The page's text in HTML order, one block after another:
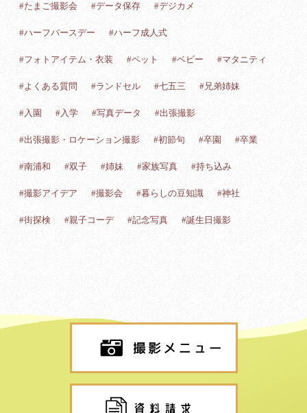
#たまご撮影会 #データ保存 #デジカメ
#ハーフバースデー #ハーフ成人式
#フォトアイテム・衣装 #ペット #ベビー #マタニティ
#よくある質問 #ランドセル #七五三 #兄弟姉妹
#入園 #入学 #写真データ #出張撮影
#出張撮影・ロケーション撮影 #初節句 #卒園 #卒業
#南浦和 #双子 #姉妹 #家族写真 #持ち込み
#撮影アイデア #撮影会 #暮らしの豆知識 #神社
#街探検 #親子コーデ #記念写真 #誕生日撮影